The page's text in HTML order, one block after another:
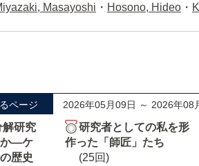
Masayoshi ・ Hosono, Hideo ・
ページ 2026年05月09日 ～ 2026年08
解研究
か―ケ
歴史
研究者としての私を形
作った「師匠」たち
(25回)